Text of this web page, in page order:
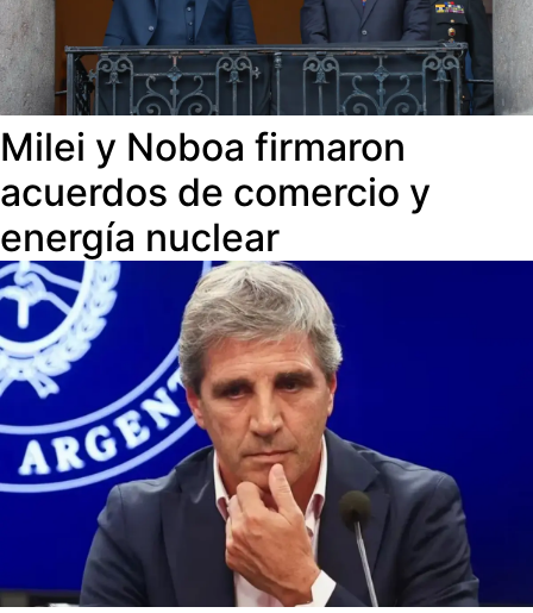
Milei y Noboa firmaron
acuerdos de comercio y
energía nuclear